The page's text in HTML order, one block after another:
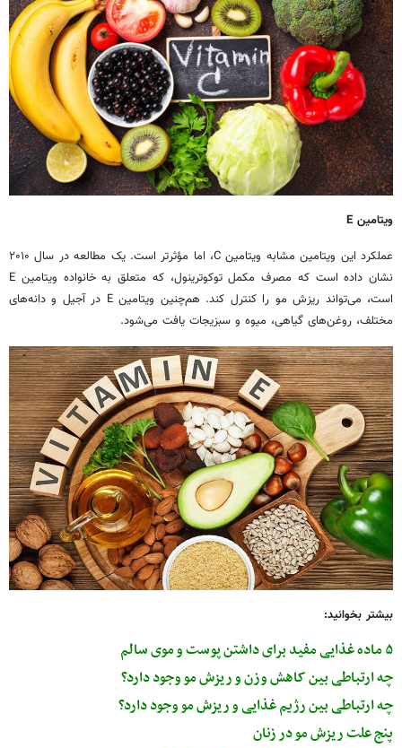
ویتامین E
عملکرد این ویتامین مشابه ویتامین C، اما مؤثرتر است. یک مطالعه در سال ۲۰۱۰
نشان داده است که مصرف مکمل توکوترینول، که متعلق به خانواده ویتامین E
است، می‌تواند ریزش مو را کنترل کند. هم‌چنین ویتامین E در آجیل و دانه‌های
مختلف، روغن‌های گیاهی، میوه و سبزیجات یافت می‌شود.
بیشتر بخوانید:
۵ ماده غذایی مفید برای داشتن پوست و موی سالم
چه ارتباطی بین کاهش وزن و ریزش مو وجود دارد؟
چه ارتباطی بین رژیم غذایی و ریزش مو وجود دارد؟
پنج علت ریزش مو در زنان